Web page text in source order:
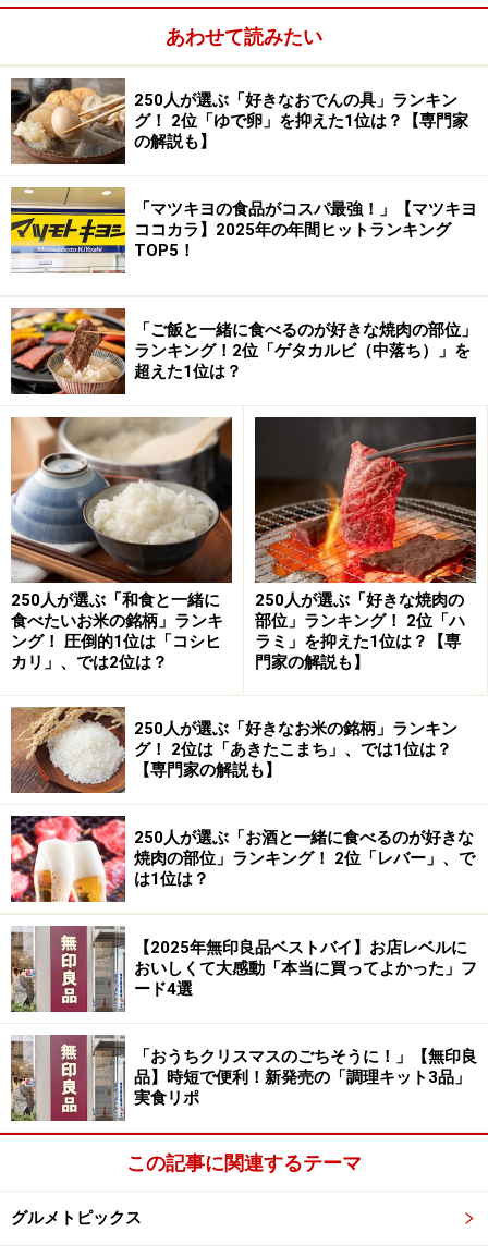
特に野菜のみのお皿では、食材の認識が変わるほど味の
個性が際立っていて、野菜の味の豊かさを知らされま
す。でも、それを超えておもしろいのが、やはりメイン
料理。
お魚料理「桜鯛のパンフライと春野菜のポトフ 春菊の
グリーンソース」は、ポトフの一つひとつの味わいが凝
縮され、口の中にじわじわと味が広がっていく幸せな一
桜鯛のパンフライと春野菜のポトフ 春菊のグリーンソース
ほのかな苦味が桜鯛の甘みと合わさって一つ上の世界に
連れていってくれます。
肉料理「牛フィレ肉のグリルと5種類の野菜の付け合
せ」で驚いたのは、牛フィレ肉とゴボウの組み合わせ。
牛フィレ肉のグリルと5種類の野菜の付け合せ メークイン
（フライとピューレ）、 小カブと皮付き玉ねぎのロース
ト、人参のタタン風、キャベツの煮込む、ゴボウ風味のナチ
ュラルエッセンス
お肉とゴボウのミネラル感あふれる滋味深い苦味のマッ
チングは絶妙。
デザートの「シェフこだわりの野菜と果物のデザート盛
り合わせ」でも、大きな感動が。
シェフこだわりの野菜と果物のデザート盛り合わせ カブの
ュ フレッシュ苺のシャーベット
あわせて読みたい
250人が選ぶ「好きなおでんの具」ランキン
グ！ 2位「ゆで卵」を抑えた1位は？【専門家
の解説も】
「マツキヨの食品がコスパ最強！」【マツキヨ
ココカラ】2025年の年間ヒットランキング
TOP5！
「ご飯と一緒に食べるのが好きな焼肉の部位」
ランキング！2位「ゲタカルビ（中落ち）」を
超えた1位は？
250人が選ぶ「和食と一緒に
食べたいお米の銘柄」ランキ
ング！ 圧倒的1位は「コシヒ
カリ」、では2位は？
250人が選ぶ「好きな焼肉の
部位」ランキング！ 2位「ハ
ラミ」を抑えた1位は？【専
門家の解説も】
250人が選ぶ「好きなお米の銘柄」ランキン
グ！ 2位は「あきたこまち」、では1位は？
【専門家の解説も】
250人が選ぶ「お酒と一緒に食べるのが好きな
焼肉の部位」ランキング！ 2位「レバー」、で
は1位は？
【2025年無印良品ベストバイ】お店レベルに
おいしくて大感動「本当に買ってよかった」フ
ード4選
「おうちクリスマスのごちそうに！」【無印良
品】時短で便利！新発売の「調理キット3品」
実食リポ
この記事に関連するテーマ
グルメトピックス